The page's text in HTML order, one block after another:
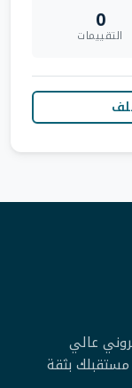
0
التقييمات
عالي
مستقبلك بثقة